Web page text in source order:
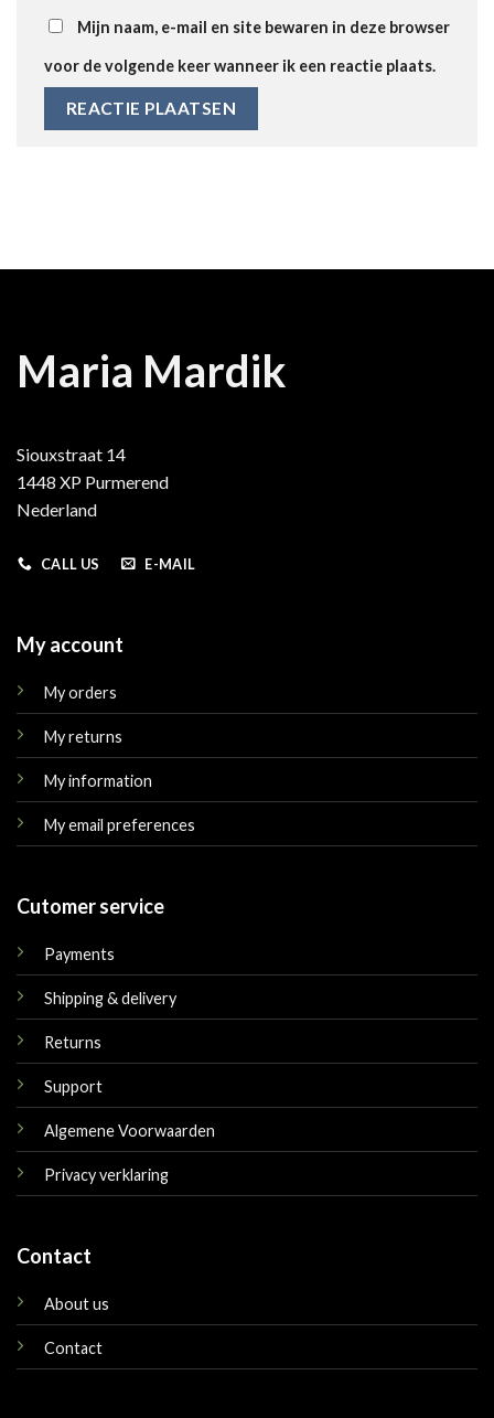
Mijn naam, e-mail en site bewaren in deze browser
voor de volgende keer wanneer ik een reactie plaats.
Maria Mardik
Siouxstraat 14
1448 XP Purmerend
Nederland
CALL US E-MAIL
My account
My orders
My returns
My information
My email preferences
Cutomer service
Payments
Shipping & delivery
Returns
Support
Algemene Voorwaarden
Privacy verklaring
Contact
About us
Contact